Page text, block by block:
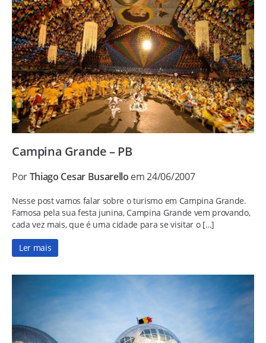
Campina Grande – PB
PorThiago Cesar Busarello em 24/06/2007
Nesse post vamos falar sobre o turismo em Campina Grande.
Famosa pela sua festa junina, Campina Grande vem provando,
cada vez mais, que é uma cidade para se visitar o […]
Ler mais